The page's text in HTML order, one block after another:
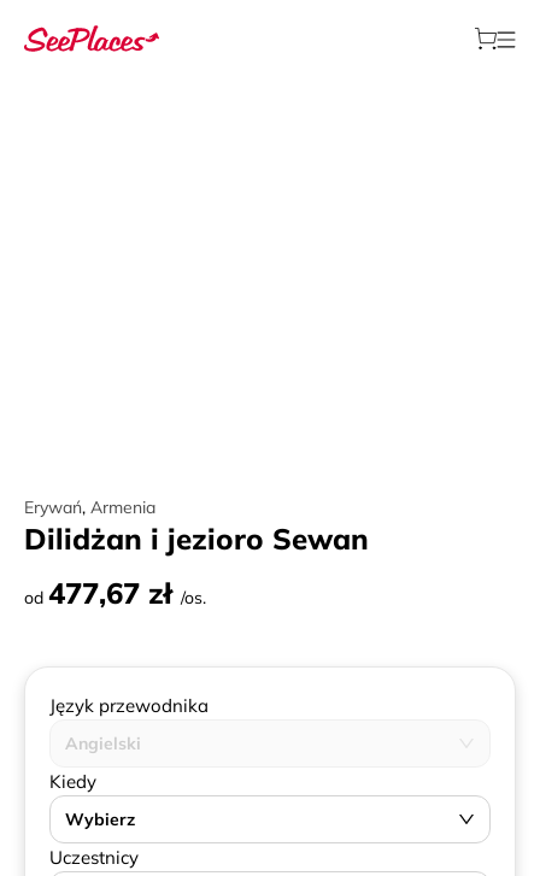
Erywań, Armenia
Dilidżan i jezioro Sewan
od 477,67 zł /os.
Język przewodnika
Angielski
Kiedy
Wybierz
Uczestnicy